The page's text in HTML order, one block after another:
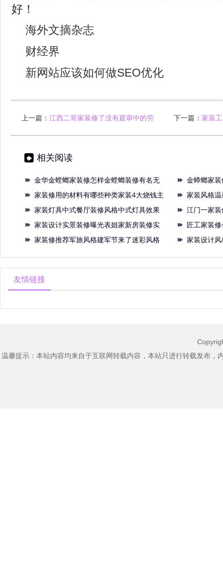
好！
海外文摘杂志
财经界
新网站应该如何做SEO优化
上一篇： 江西二哥家装修了没有庭审中的劳 下一篇： 家装
相关阅读
金华金螳螂家装修怎样金螳螂装修有名无
实镇
金蟑螂家
记者
家装修用的材料有哪些种类家装4大烧钱主
材
家装风格
室设
家装灯具中式餐厅装修风格中式灯具效果
图究
江门一家
江门
家装设计实景装修曝光表姐家新房装修实
景图
匠工家装
打造
家装修推荐军旅风格建军节来了迷彩风格
家装设计
友情链接
温馨提示：本站内容均来自于互联网转载内容，本站只进行转载发布